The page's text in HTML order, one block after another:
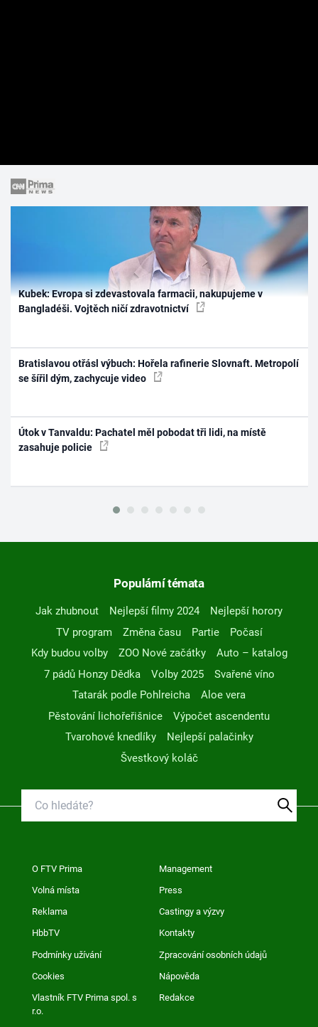
Kubek: Evropa si zdevastovala farmacii, nakupujeme v
Bangladéši. Vojtěch ničí zdravotnictví
Bratislavou otřásl výbuch: Hořela rafinerie Slovnaft. Metropolí
se šířil dým, zachycuje video
Útok v Tanvaldu: Pachatel měl pobodat tři lidi, na místě
zasahuje policie
Populární témata
Jak zhubnout Nejlepší filmy 2024
Nejlepší horory
TV program
Změna času Partie
Počasí
Kdy budou volby
ZOO Nové začátky
Auto – katalog
7 pádů Honzy Dědka
Volby 2025
Svařené víno
Tatarák podle Pohlreicha
Aloe vera
Pěstování lichořeřišnice
Výpočet ascendentu
Tvarohové knedlíky
Nejlepší palačinky
Švestkový koláč
O FTV Prima Management
Volná místa Press
Reklama Castingy a výzvy
HbbTV Kontakty
Podmínky užívání Zpracování osobních údajů
Cookies Nápověda
Vlastník FTV Prima spol. s
r.o.
Redakce